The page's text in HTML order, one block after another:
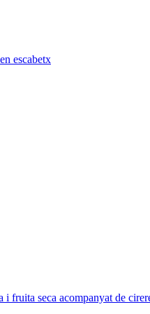
escabetx
fruita seca acompanyat de